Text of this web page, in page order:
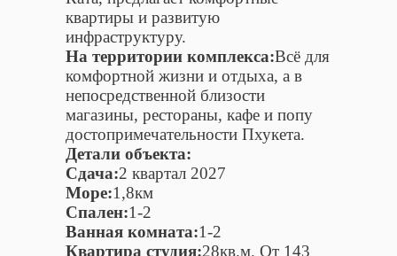
квартиры и развитую
инфраструктуру.
На территории комплекса:Всё для
комфортной жизни и отдыха, а в
непосредственной близости
магазины, рестораны, кафе и попу
достопримечательности Пхукета.
Детали объекта:
Сдача:2 квартал 2027
Море:1,8км
Спален:1-2
Ванная комната:1-2
Квартира студия:28кв.м. От 143